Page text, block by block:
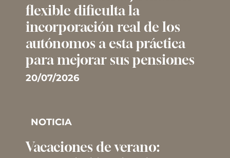
flexible dificulta la
incorporación real de los
autónomos a esta práctica
para mejorar sus pensiones
20/07/2026
NOTICIA
Vacaciones de verano: